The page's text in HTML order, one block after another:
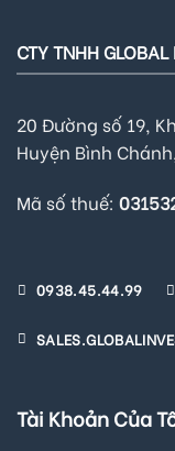
CTY TNHH GLOBAL
20 Đường số 19,
Huyện Bình
Mã số thuế:
0938.45.44.99
Tài Khoản Của